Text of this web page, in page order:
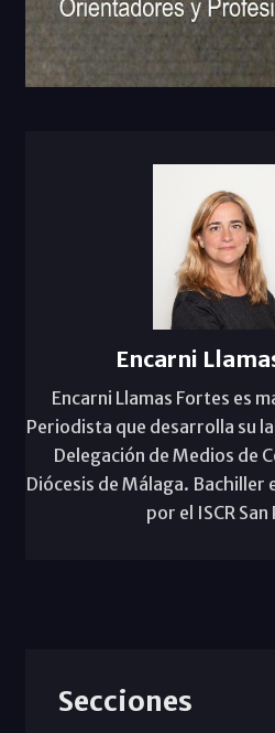
Encarni
Encarni Llamas Fortes es
Periodista que desarrolla su
Delegación de Medios de
Diócesis de Málaga. Bachiller
por el ISCR
Secciones